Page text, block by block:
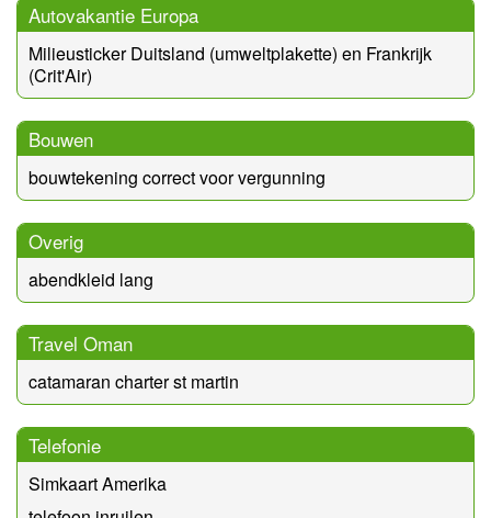
Autovakantie Europa
Milieusticker Duitsland (umweltplakette) en Frankrijk
(Crit'Air)
Bouwen
bouwtekening correct voor vergunning
Overig
abendkleid lang
Travel Oman
catamaran charter st martin
Telefonie
Simkaart Amerika